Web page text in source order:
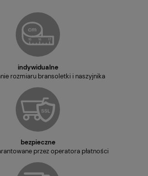
indywidualne
rozmiaru bransoletki i naszyjnika
bezpieczne
przez operatora płatności